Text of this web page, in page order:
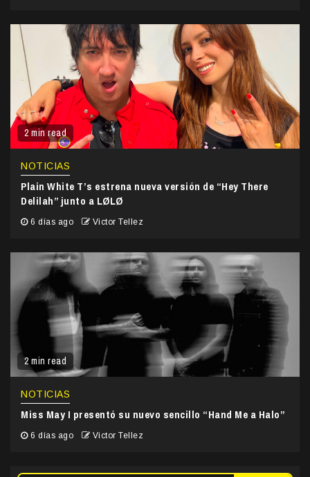
2 min read
NOTICIAS
Plain White T’s estrena nueva versión de “Hey There
Delilah” junto a LØLØ
6 días ago Victor Tellez
2 min read
NOTICIAS
Miss May I presentó su nuevo sencillo “Hand Me a Halo”
6 días ago Victor Tellez